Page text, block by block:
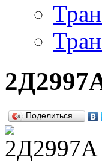
Поделиться…